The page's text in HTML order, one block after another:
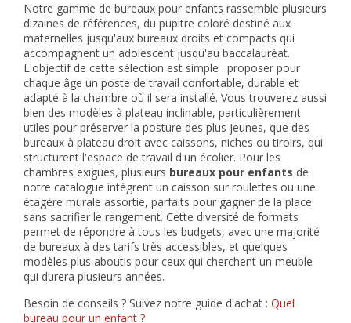
Notre gamme de bureaux pour enfants rassemble plusieurs
dizaines de références, du pupitre coloré destiné aux
maternelles jusqu'aux bureaux droits et compacts qui
accompagnent un adolescent jusqu'au baccalauréat.
L'objectif de cette sélection est simple : proposer pour
chaque âge un poste de travail confortable, durable et
adapté à la chambre où il sera installé. Vous trouverez aussi
bien des modèles à plateau inclinable, particulièrement
utiles pour préserver la posture des plus jeunes, que des
bureaux à plateau droit avec caissons, niches ou tiroirs, qui
structurent l'espace de travail d'un écolier. Pour les
chambres exiguës, plusieurs bureaux pour enfants de
notre catalogue intègrent un caisson sur roulettes ou une
étagère murale assortie, parfaits pour gagner de la place
sans sacrifier le rangement. Cette diversité de formats
permet de répondre à tous les budgets, avec une majorité
de bureaux à des tarifs très accessibles, et quelques
modèles plus aboutis pour ceux qui cherchent un meuble
qui durera plusieurs années.
Besoin de conseils ? Suivez notre guide d'achat : Quel
bureau pour un enfant ?